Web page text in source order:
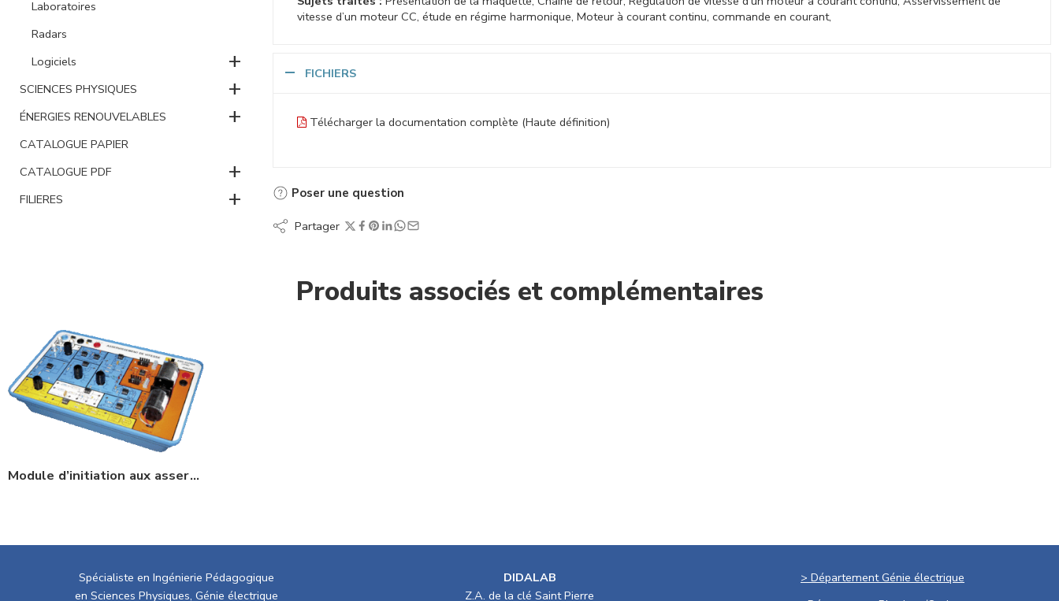
vitesse d’un moteur CC, étude en régime harmonique, Moteur à courant continu, commande en courant,
FICHIERS
Télécharger la documentation complète (Haute définition)
Poser une question
Partager
Laboratoires
Radars
Logiciels
+
SCIENCES PHYSIQUES +
ÉNERGIES RENOUVELABLES +
CATALOGUE PAPIER
CATALOGUE PDF
+
FILIERES +
Produits associés et complémentaires
Module d’initiation aux asservissements de vitesse
Spécialiste en Ingénierie Pédagogique
en Sciences Physiques, Génie électrique
DIDALAB
Z.A. de la clé Saint Pierre
> Département Génie électrique